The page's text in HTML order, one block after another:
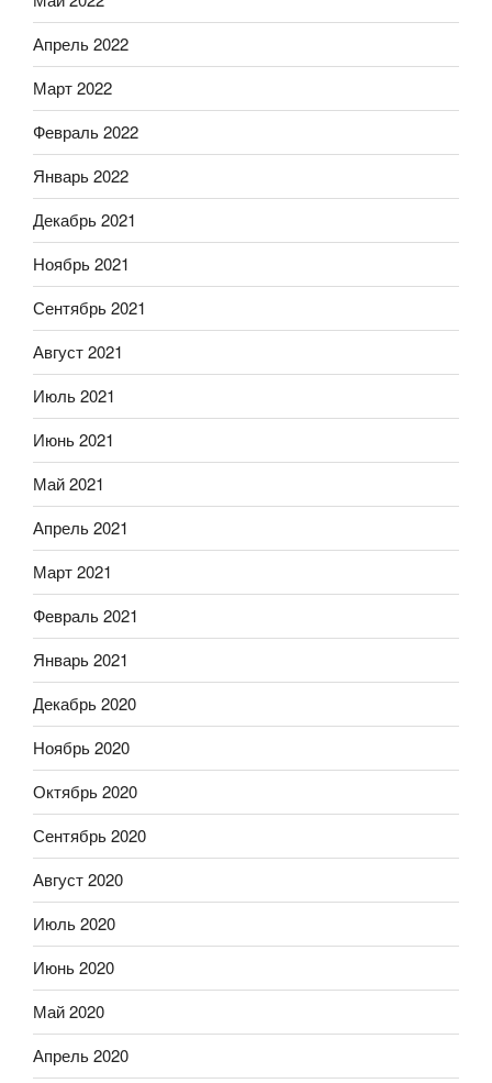
Апрель 2022
Март 2022
Февраль 2022
Январь 2022
Декабрь 2021
Ноябрь 2021
Сентябрь 2021
Август 2021
Июль 2021
Июнь 2021
Май 2021
Апрель 2021
Март 2021
Февраль 2021
Январь 2021
Декабрь 2020
Ноябрь 2020
Октябрь 2020
Сентябрь 2020
Август 2020
Июль 2020
Июнь 2020
Май 2020
Апрель 2020